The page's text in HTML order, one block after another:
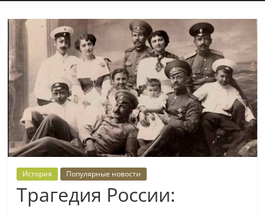
История Популярные новости
Трагедия России: